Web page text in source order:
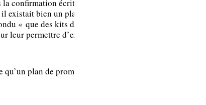
confirmation écrite de la
existait bien un plan de
« que des kits de
leur permettre d’expliquer
plan de promo APR